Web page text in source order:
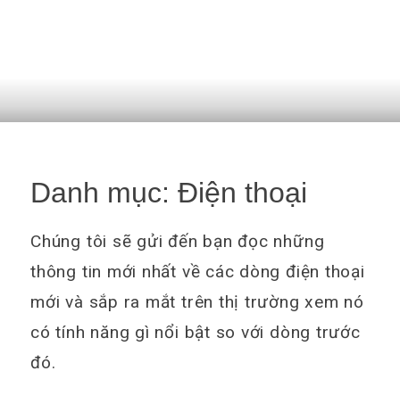
Danh mục:Điện thoại
Chúng tôi sẽ gửi đến bạn đọc những
thông tin mới nhất về các dòng điện thoại
mới và sắp ra mắt trên thị trường xem nó
có tính năng gì nổi bật so với dòng trước
đó.